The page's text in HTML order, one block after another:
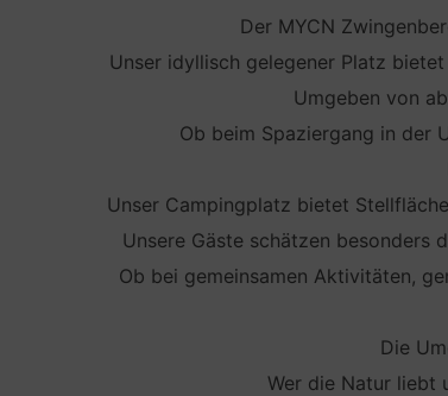
Der MYCN
Unser idyllisch gelegener Platz
Umgeben von
Ob beim Spaziergang in der
Unser Campingplatz bietet
Unsere Gäste schätzen besonders
Ob bei gemeinsamen Aktivitäten,
Die
Wer die Natur liebt